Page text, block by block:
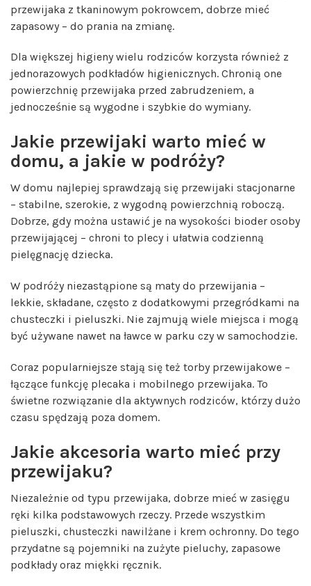
przewijaka z tkaninowym pokrowcem, dobrze mieć
zapasowy – do prania na zmianę.
Dla większej higieny wielu rodziców korzysta również z
jednorazowych podkładów higienicznych. Chronią one
powierzchnię przewijaka przed zabrudzeniem, a
jednocześnie są wygodne i szybkie do wymiany.
Jakie przewijaki warto mieć w
domu, a jakie w podróży?
W domu najlepiej sprawdzają się przewijaki stacjonarne
– stabilne, szerokie, z wygodną powierzchnią roboczą.
Dobrze, gdy można ustawić je na wysokości bioder osoby
przewijającej – chroni to plecy i ułatwia codzienną
pielęgnację dziecka.
W podróży niezastąpione są maty do przewijania –
lekkie, składane, często z dodatkowymi przegródkami na
chusteczki i pieluszki. Nie zajmują wiele miejsca i mogą
być używane nawet na ławce w parku czy w samochodzie.
Coraz popularniejsze stają się też torby przewijakowe –
łączące funkcję plecaka i mobilnego przewijaka. To
świetne rozwiązanie dla aktywnych rodziców, którzy dużo
czasu spędzają poza domem.
Jakie akcesoria warto mieć przy
przewijaku?
Niezależnie od typu przewijaka, dobrze mieć w zasięgu
ręki kilka podstawowych rzeczy. Przede wszystkim
pieluszki, chusteczki nawilżane i krem ochronny. Do tego
przydatne są pojemniki na zużyte pieluchy, zapasowe
podkłady oraz miękki ręcznik.